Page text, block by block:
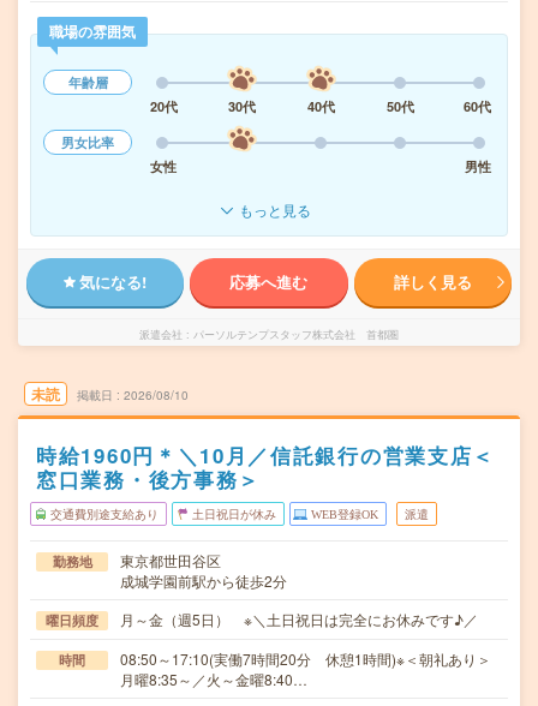
職場の雰囲気
年齢層
20代
30代 40代 50代
60代
男女比率
女性
男性
もっと見る
気になる! 応募へ進む 詳しく見る
派遣会社 パーソルテンプスタッフ株式会社 首都圏
未読 掲載日 2026/08/10
時給1960円＊＼10月／信託銀行の営業支店＜
窓口業務・後方事務＞
交通費別途支給あり 土日祝日が休み WEB登録OK 派遣
勤務地
東京都世田谷区
成城学園前駅から徒歩2分
曜日頻度 月～金（週5日） ※＼土日祝日は完全にお休みです♪／
時間
08:50～17:10(実働7時間20分 休憩1時間)※＜朝礼あり＞
月曜8:35～／火～金曜8:40…